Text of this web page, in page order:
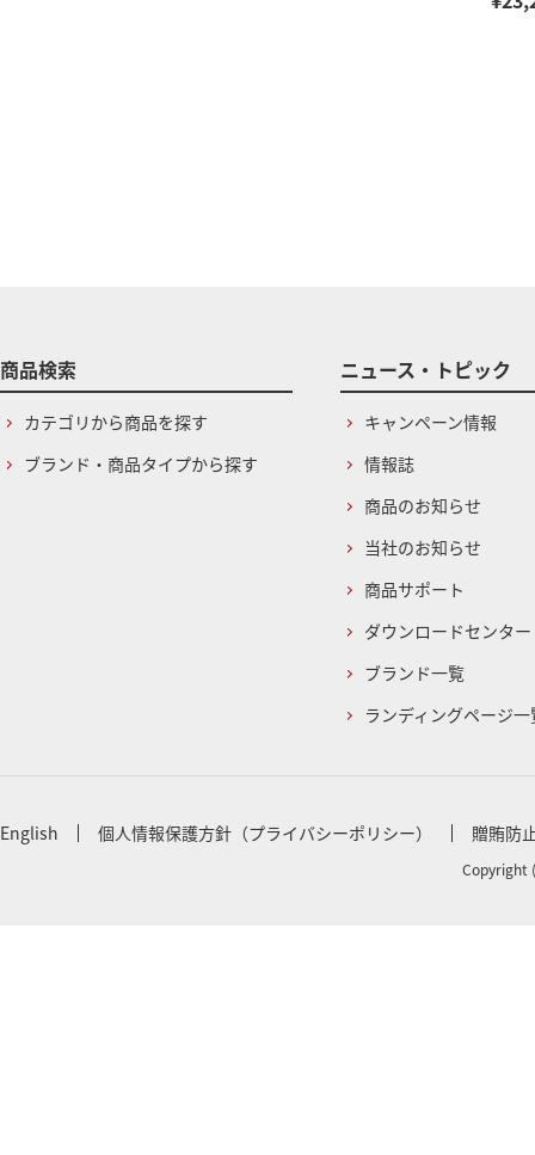
商品検索
カテゴリから商品を探す
ブランド・商品タイプから探す
ニュース・トピック
キャンペーン情報
情報誌
商品のお知らせ
当社のお知らせ
商品サポート
ダウンロードセンター
ブランド一覧
ランディングページ一
English 個人情報保護方針（プライバシーポリシー） 贈賄防
Copyright